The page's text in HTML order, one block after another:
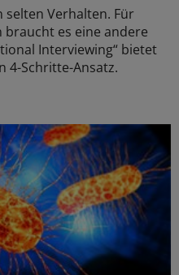
Verhalten. Für
es eine andere
Interviewing“ bietet
4-Schritte-Ansatz.